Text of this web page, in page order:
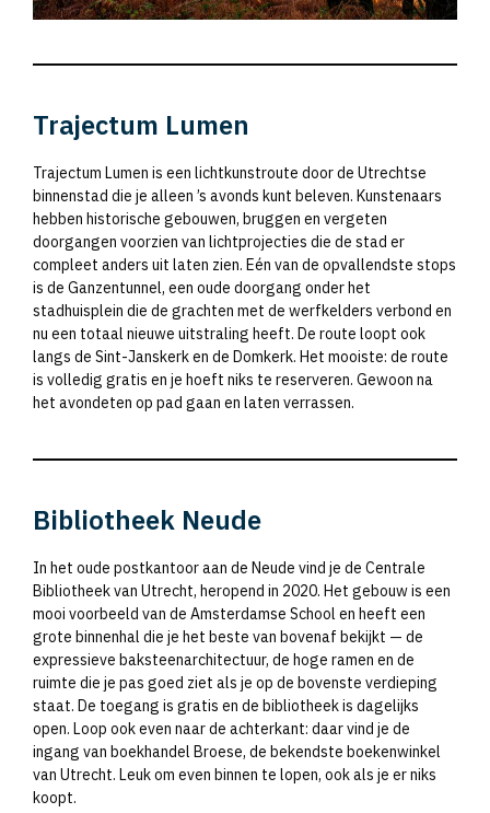
Trajectum Lumen
Trajectum Lumen is een lichtkunstroute door de Utrechtse
binnenstad die je alleen ’s avonds kunt beleven. Kunstenaars
hebben historische gebouwen, bruggen en vergeten
doorgangen voorzien van lichtprojecties die de stad er
compleet anders uit laten zien. Eén van de opvallendste stops
is de Ganzentunnel, een oude doorgang onder het
stadhuisplein die de grachten met de werfkelders verbond en
nu een totaal nieuwe uitstraling heeft. De route loopt ook
langs de Sint-Janskerk en de Domkerk. Het mooiste: de route
is volledig gratis en je hoeft niks te reserveren. Gewoon na
het avondeten op pad gaan en laten verrassen.
Bibliotheek Neude
In het oude postkantoor aan de Neude vind je de Centrale
Bibliotheek van Utrecht, heropend in 2020. Het gebouw is een
mooi voorbeeld van de Amsterdamse School en heeft een
grote binnenhal die je het beste van bovenaf bekijkt — de
expressieve baksteenarchitectuur, de hoge ramen en de
ruimte die je pas goed ziet als je op de bovenste verdieping
staat. De toegang is gratis en de bibliotheek is dagelijks
open. Loop ook even naar de achterkant: daar vind je de
ingang van boekhandel Broese, de bekendste boekenwinkel
van Utrecht. Leuk om even binnen te lopen, ook als je er niks
koopt.